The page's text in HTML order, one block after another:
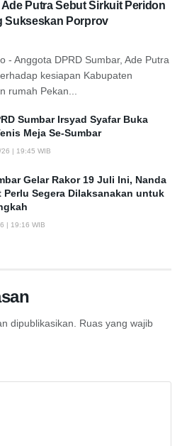
Putra Sebut Sirkuit Peridon
Sukseskan Porprov
- Anggota DPRD Sumbar, Ade Putra
kesiapan Kabupaten
rumah Pekan...
Sumbar Irsyad Syafar Buka
Meja Se-Sumbar
26 | 19:45 WIB
Gelar Rakor 19 Juli Ini, Nanda
Perlu Segera Dilaksanakan untuk
| 19:16 WIB
dipublikasikan. Ruas yang wajib